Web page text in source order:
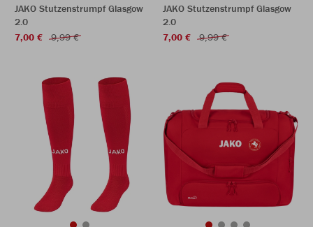
JAKO Stutzenstrumpf Glasgow
2.0
7,00 €
9,99 €
JAKO Stutzenstrumpf Glasgow
2.0
7,00 €
9,99 €